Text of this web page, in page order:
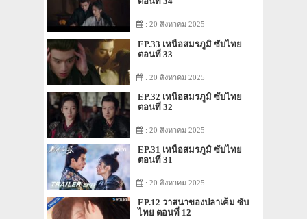
: 20 สิงหาคม 2025
EP.33 เหนือสมรภูมิ ซับไทย
ตอนที่ 33
: 20 สิงหาคม 2025
EP.32 เหนือสมรภูมิ ซับไทย
ตอนที่ 32
: 20 สิงหาคม 2025
EP.31 เหนือสมรภูมิ ซับไทย
ตอนที่ 31
: 20 สิงหาคม 2025
EP.12 วาสนาของปลาเค็ม ซับ
ไทย ตอนที่ 12